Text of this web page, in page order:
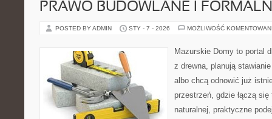
PRAWO BUDOWLANE I
POSTED BY ADMIN STY - 7 - 2026 MOŻLIWOŚĆ
Mazurskie Domy to portal
z drewna, planują
albo chcą odnowić już
przestrzeń, gdzie łączą
naturalnej, praktyczne